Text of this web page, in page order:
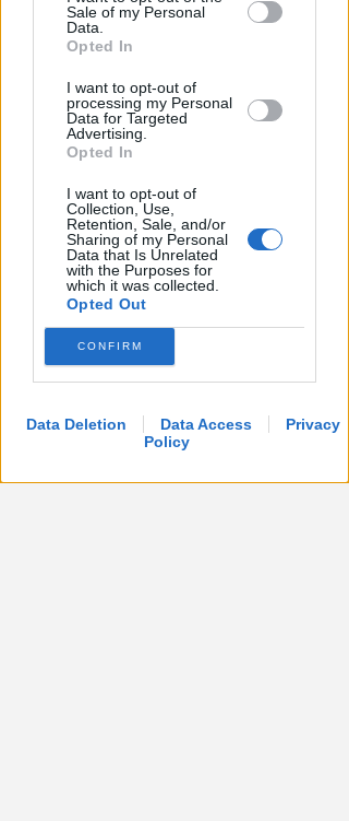
Downstream Participants that may
further disclose it to other third parties.
Sale of my Personal
Data.
Opted In
I want to opt-out of
processing my Personal
Data for Targeted
Advertising.
Opted In
I want to opt-out of
Collection, Use,
Retention, Sale, and/or
Sharing of my Personal
Data that Is Unrelated
with the Purposes for
which it was collected.
Opted Out
CONFIRM
Data Deletion Data Access
Privacy
Policy
da "Suburra"